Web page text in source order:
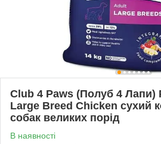
Club 4 Paws (Полуб 4 Лапи)
Large Breed Chicken сухий
собак великих порід
В наявності